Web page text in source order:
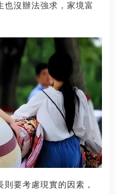
也沒辦法強求，家境富
要考慮現實的因素，